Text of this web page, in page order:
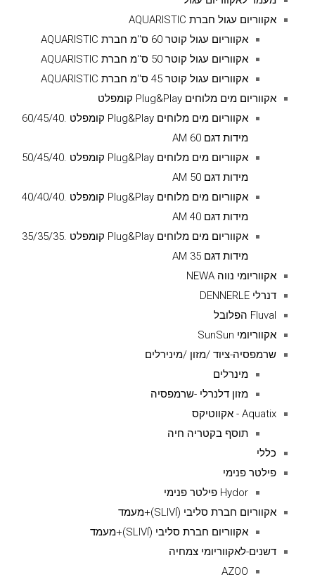
אקווריום עגול חברת AQUARISTIC
אקווריום עגול קוטר 60 ס''מ חברת AQUARISTIC
אקווריום עגול קוטר 50 ס''מ חברת AQUARISTIC
אקווריום עגול קוטר 45 ס''מ חברת AQUARISTIC
אקווריום מים מלוחים Plug&Play קומפלט
אקווריום מים מלוחים Plug&Play קומפלט .60/45/40
מידות דגם AM 60
אקווריום מים מלוחים Plug&Play קומפלט .50/45/40
מידות דגם AM 50
אקווריום מים מלוחים Plug&Play קומפלט .40/40/40
מידות דגם AM 40
אקווריום מים מלוחים Plug&Play קומפלט .35/35/35
מידות דגם AM 35
אקווריומי נווה NEWA
דנרלי DENNERLE
Fluval הפלובל
אקווריומי SunSun
שרמפסיה-ציוד /מזון /מינירלים
מינרלים
מזון דלנרלי -שרמפסיה
Aquatix - אקווטיקס
תוסף בקטריה חיה
כללי
פילטר פנימי
Hydor פילטר פנימי
אקווריום חברת סליבי (SLIVIׂׂ)+מעמד
אקווריום חברת סליבי (SLIVIׂׂ)+מעמד
דשנים-לאקווריומי צמחיה
AZOO